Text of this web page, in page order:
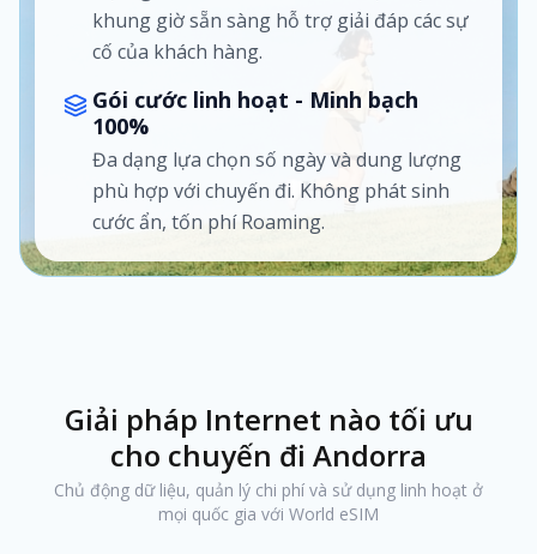
khung giờ sẵn sàng hỗ trợ giải đáp các sự
cố của khách hàng.
Gói cước linh hoạt - Minh bạch
100%
Đa dạng lựa chọn số ngày và dung lượng
phù hợp với chuyến đi. Không phát sinh
cước ẩn, tốn phí Roaming.
Giải pháp Internet nào tối ưu
cho chuyến đi Andorra
Chủ động dữ liệu, quản lý chi phí và sử dụng linh hoạt ở
mọi quốc gia với World eSIM